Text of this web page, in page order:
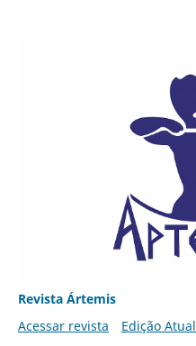
Revista Ártemis
Acessar revista
Edição Atual